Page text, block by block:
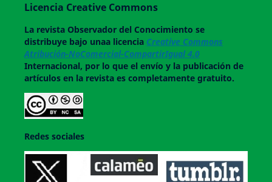
Licencia Creative Commons
La revistaObservador del Conocimiento se
distribuye bajo unaa licencia Creative Commons
Atribución-NoComercial-CompartirIgual 4.0
Internacional, por lo que el envío y la publicación de
artículos en la revista es completamente gratuito.
Redes sociales